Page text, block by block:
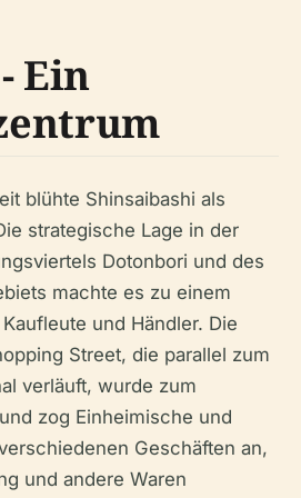
Ein
blühte Shinsaibashi als
strategische Lage in der
Dotonbori und des
machte es zu einem
und Händler. Die
Street, die parallel zum
verläuft, wurde zum
zog Einheimische und
Geschäften an,
und andere Waren